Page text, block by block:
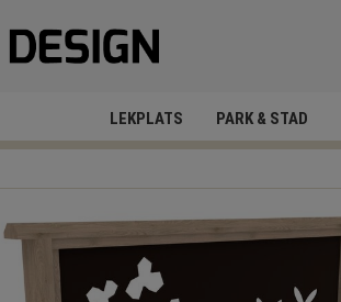
LEKPLATS PARK & STAD